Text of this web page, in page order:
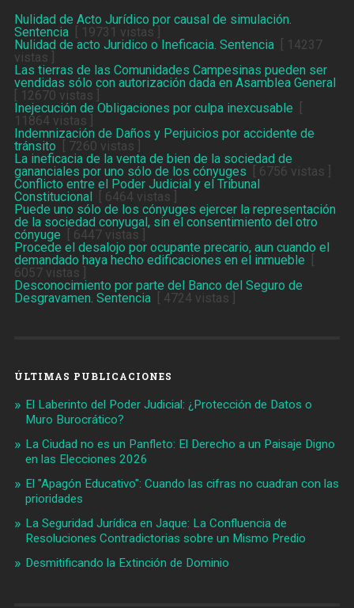
Nulidad de Acto Jurídico por causal de simulación.
Sentencia[ 19731 vistas ]
Nulidad de acto Juridico o Ineficacia. Sentencia[ 14237
vistas ]
Las tierras de las Comunidades Campesinas pueden ser
vendidas sólo con autorización dada en Asamblea General
[ 12670 vistas ]
Inejecución de Obligaciones por culpa inexcusable
11864 vistas ]
Indemnización de Daños y Perjuicios por accidente de
tránsito [ 7260 vistas ]
La ineficacia de la venta de bien de la sociedad de
gananciales por uno sólo de los cónyuges [ 6756 vistas ]
Conflicto entre el Poder Judicial y el Tribunal
Constitucional [ 6464 vistas ]
Puede uno sólo de los cónyuges ejercer la representación
de la sociedad conyugal, sin el consentimiento del otro
cónyuge [ 6447 vistas ]
Procede el desalojo por ocupante precario, aun cuando el
demandado haya hecho edificaciones en el inmueble
6057 vistas ]
Desconocimiento por parte del Banco del Seguro de
Desgravamen. Sentencia[ 4724 vistas ]
ÚLTIMAS PUBLICACIONES
El Laberinto del Poder Judicial: ¿Protección de Datos o
Muro Burocrático?
La Ciudad no es un Panfleto: El Derecho a un Paisaje Digno
en las Elecciones 2026
El "Apagón Educativo": Cuando las cifras no cuadran con las
prioridades
La Seguridad Jurídica en Jaque: La Confluencia de
Resoluciones Contradictorias sobre un Mismo Predio
Desmitificando la Extinción de Dominio